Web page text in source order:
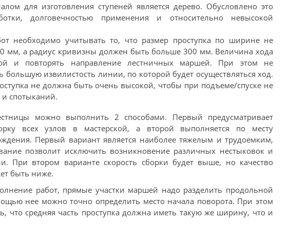
для изготовления ступеней является дерево. Обусловлено это
долговечностью применения и относительно невысокой
необходимо учитывать то, что размер проступка по ширине не
мм, а радиус кривизны должен быть больше 300 мм. Величина хода
и повторять направление лестничных маршей. При этом не
большую извилистость линии, по которой будет осуществляться ход.
не должна быть очень высокой, чтобы при подъеме/спуске не
и спотыканий.
можно выполнить 2 способами. Первый предусматривает
всех узлов в мастерской, а второй выполняется по месту
Первый вариант является наиболее тяжелым и трудоемким,
позволит исключить возникновение различных нестыковок и
При втором варианте скорость сборки будет выше, но качество
быть ниже.
работ, прямые участки маршей надо разделить продольной
нее можно точно определить место начала поворота. При этом
что средняя часть проступка должна иметь такую же ширину, что и